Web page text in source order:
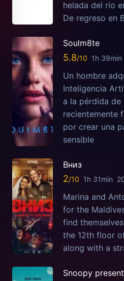
helada del río
De regreso en
Soulm8te
5.8 1h 39min
Un hombre
Inteligencia
a la pérdida de
recientemente
por crear una
sensible
Вниз
2 1h 31min
Marina and
for the
find
the 12th floor
along with a
Snoopy